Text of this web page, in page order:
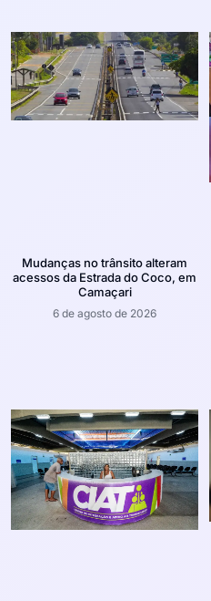
Mudanças no trânsito alteram
acessos da Estrada do Coco, em
Camaçari
6 de agosto de 2026